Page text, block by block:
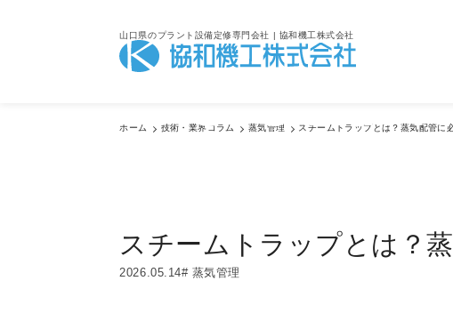
山口県のプラント設備定修専門会社 | 協和機工株式会社
Column
ホーム 技術・業界コラム 蒸気管理 スチームトラップとは？蒸気配管に
スチームトラップとは？
2026.05.14 蒸気管理